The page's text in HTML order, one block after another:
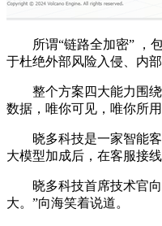
所谓“链路全加密” ，包
于杜绝外部风险入侵、内
整个方案四大能力围绕
数据，唯你可见，唯你所
晓多科技是一家智能客
大模型加成后，在客服接
晓多科技首席技术官向
大。”向海笑着说道。